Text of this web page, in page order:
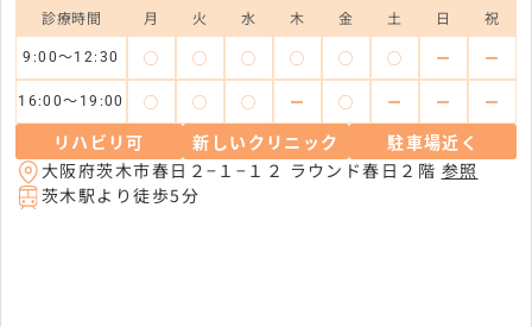
診療時間 月 火 水 木 金 土 日 祝
9:00～12:30 ◯ ◯ ◯ ◯ ◯ ◯ ー ー
16:00～19:00 ◯ ◯ ◯ ー ◯ ー ー ー
リハビリ可 新しいクリニック
駐車場近く
大阪府茨木市春日２−１−１２ ラウンド春日２階 参照
茨木駅より徒歩5分